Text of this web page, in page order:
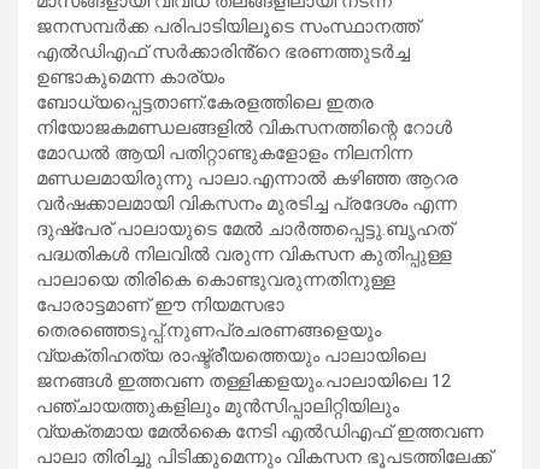
ജനസമ്പർക്ക പരിപാടിയിലൂടെ സംസ്ഥാനത്ത്
എൽഡിഎഫ് സർക്കാരിൻ്റെ ഭരണത്തുടർച്ച
ഉണ്ടാകുമെന്ന കാര്യം
ബോധ്യപ്പെട്ടതാണ്.കേരളത്തിലെ ഇതര
നിയോജകമണ്ഡലങ്ങളിൽ വികസനത്തിന്റെ റോൾ
മോഡൽ ആയി പതിറ്റാണ്ടുകളോളം നിലനിന്ന
മണ്ഡലമായിരുന്നു പാലാ.എന്നാൽ കഴിഞ്ഞ ആറര
വർഷക്കാലമായി വികസനം മുരടിച്ച പ്രദേശം എന്ന
ദുഷ്പേര് പാലായുടെ മേൽ ചാർത്തപ്പെട്ടു.ബൃഹത്
പദ്ധതികൾ നിലവിൽ വരുന്ന വികസന കുതിപ്പുള്ള
പാലായെ തിരികെ കൊണ്ടുവരുന്നതിനുള്ള
പോരാട്ടമാണ് ഈ നിയമസഭാ
തെരഞ്ഞെടുപ്പ്.നുണപ്രചരണങ്ങളെയും
വ്യക്തിഹത്യ രാഷ്ട്രീയത്തെയും പാലായിലെ
ജനങ്ങൾ ഇത്തവണ തള്ളിക്കളയും.പാലായിലെ 12
പഞ്ചായത്തുകളിലും മുൻസിപ്പാലിറ്റിയിലും
വ്യക്തമായ മേൽകൈ നേടി എൽഡിഎഫ് ഇത്തവണ
പാലാ തിരിച്ചു പിടിക്കുമെന്നും വികസന ഭൂപടത്തിലേക്ക്